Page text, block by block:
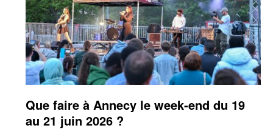
Que faire à Annecy le week-end du 19
au 21 juin 2026 ?